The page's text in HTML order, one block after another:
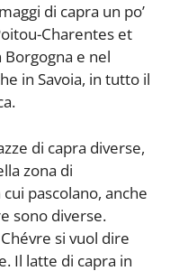
di capra un po’
Charentes et
Borgogna e nel
in Savoia, in tutto il
di capra diverse,
zona di
pascolano, anche
sono diverse.
si vuol dire
Il latte di capra in